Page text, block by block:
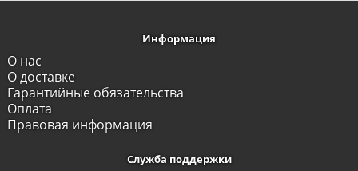
Информация
О нас
О доставке
Гарантийные обязательства
Оплата
Правовая информация
Служба поддержки